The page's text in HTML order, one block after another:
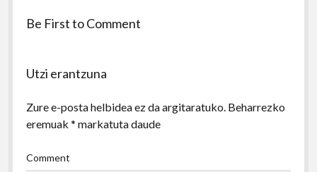
Be First to Comment
Utzi erantzuna
Zure e-posta helbidea ez da argitaratuko. Beharrezko
eremuak * markatuta daude
Comment